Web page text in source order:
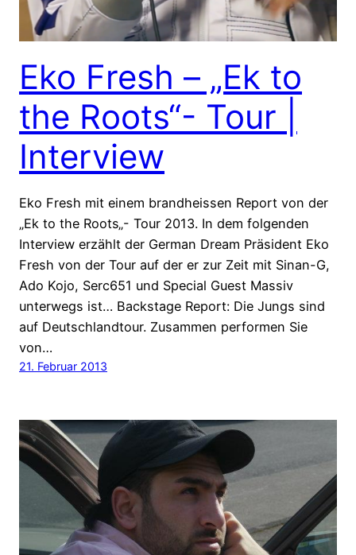
Eko Fresh – „Ek to
the Roots“- Tour |
Interview
Eko Fresh mit einem brandheissen Report von der
„Ek to the Roots„- Tour 2013. In dem folgenden
Interview erzählt der German Dream Präsident Eko
Fresh von der Tour auf der er zur Zeit mit Sinan-G,
Ado Kojo, Serc651 und Special Guest Massiv
unterwegs ist… Backstage Report: Die Jungs sind
auf Deutschlandtour. Zusammen performen Sie
von…
21. Februar 2013